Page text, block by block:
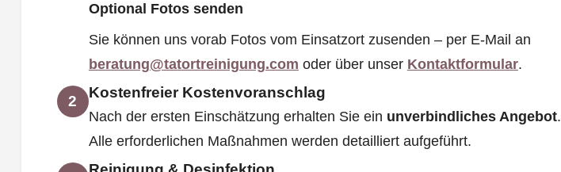
Optional Fotos senden
Sie können uns vorab Fotos vom Einsatzort zusenden – per E-Mail an
beratung@tatortreinigung.com oder über unser Kontaktformular.
2 Kostenfreier Kostenvoranschlag
Nach der ersten Einschätzung erhalten Sie ein unverbindliches Angebot.
Alle erforderlichen Maßnahmen werden detailliert aufgeführt.